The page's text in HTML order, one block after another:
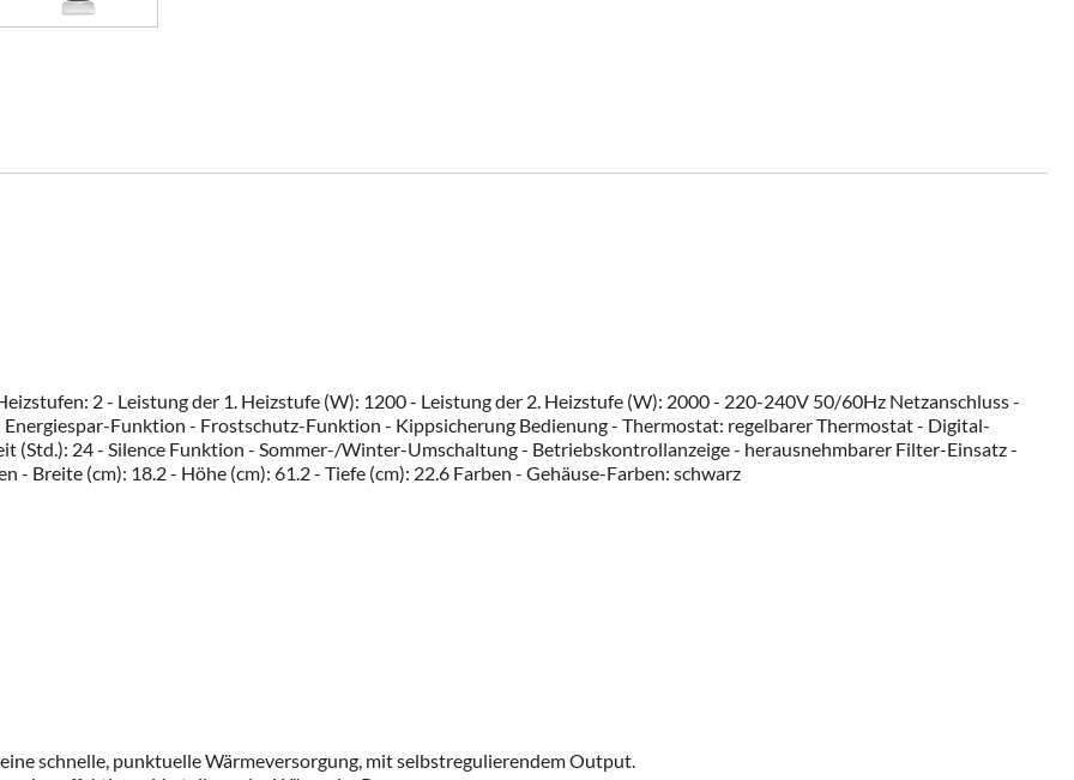
2 - Leistung der 1. Heizstufe (W): 1200 - Leistung der 2. Heizstufe (W): 2000 - 220-240V 50/60Hz Netzanschluss -
Energiespar-Funktion - Frostschutz-Funktion - Kippsicherung Bedienung - Thermostat: regelbarer Thermostat - Digital-
(Std.): 24 - Silence Funktion - Sommer-/Winter-Umschaltung - Betriebskontrollanzeige - herausnehmbarer Filter-Einsatz -
Breite (cm): 18.2 - Höhe (cm): 61.2 - Tiefe (cm): 22.6 Farben - Gehäuse-Farben: schwarz
schnelle, punktuelle Wärmeversorgung, mit selbstregulierendem Output.